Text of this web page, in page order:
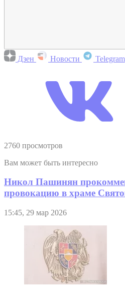
Дзен Новости Telegram
2760 просмотров
Вам может быть интересно
Никол Пашинян
провокацию в храме
15:45, 29 мар 2026